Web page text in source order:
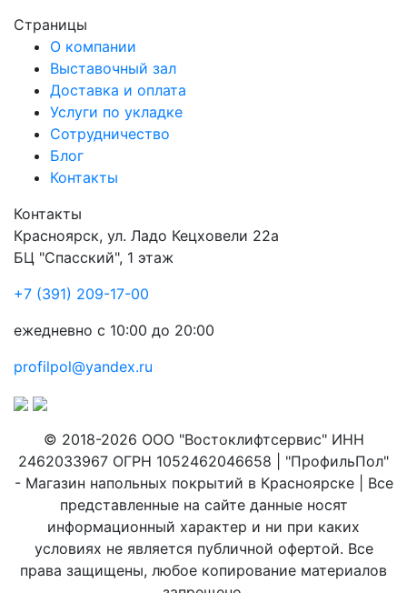
Страницы
О компании
Выставочный зал
Доставка и оплата
Услуги по укладке
Сотрудничество
Блог
Контакты
Контакты
Красноярск, ул. Ладо Кецховели 22а
БЦ "Спасский", 1 этаж
+7 (391) 209-17-00
ежедневно с 10:00 до 20:00
profilpol@yandex.ru
© 2018-2026 ООО "Востоклифтсервис" ИНН
2462033967 ОГРН 1052462046658 | "ПрофильПол"
- Магазин напольных покрытий в Красноярске | Все
представленные на сайте данные носят
информационный характер и ни при каких
условиях не является публичной офертой. Все
права защищены, любое копирование материалов